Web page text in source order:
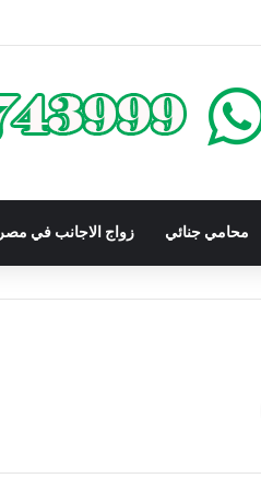
سالبة للحرية | الشروط والصيغة القانونية
محامي جنائي زواج الاجانب في مصر